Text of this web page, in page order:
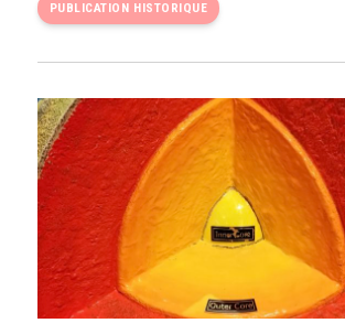
PUBLICATION HISTORIQUE